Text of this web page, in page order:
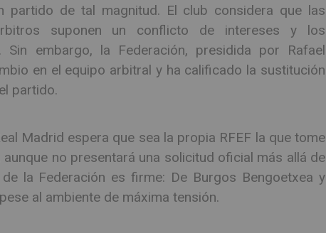
partido de tal magnitud. El club considera que las
suponen un conflicto de intereses y los
Sin embargo, la Federación, presidida por Rafael
en el equipo arbitral y ha calificado la sustitución
partido.
Madrid espera que sea la propia RFEF la que tome
no presentará una solicitud oficial más allá de
la Federación es firme: De Burgos Bengoetxea y
al ambiente de máxima tensión.